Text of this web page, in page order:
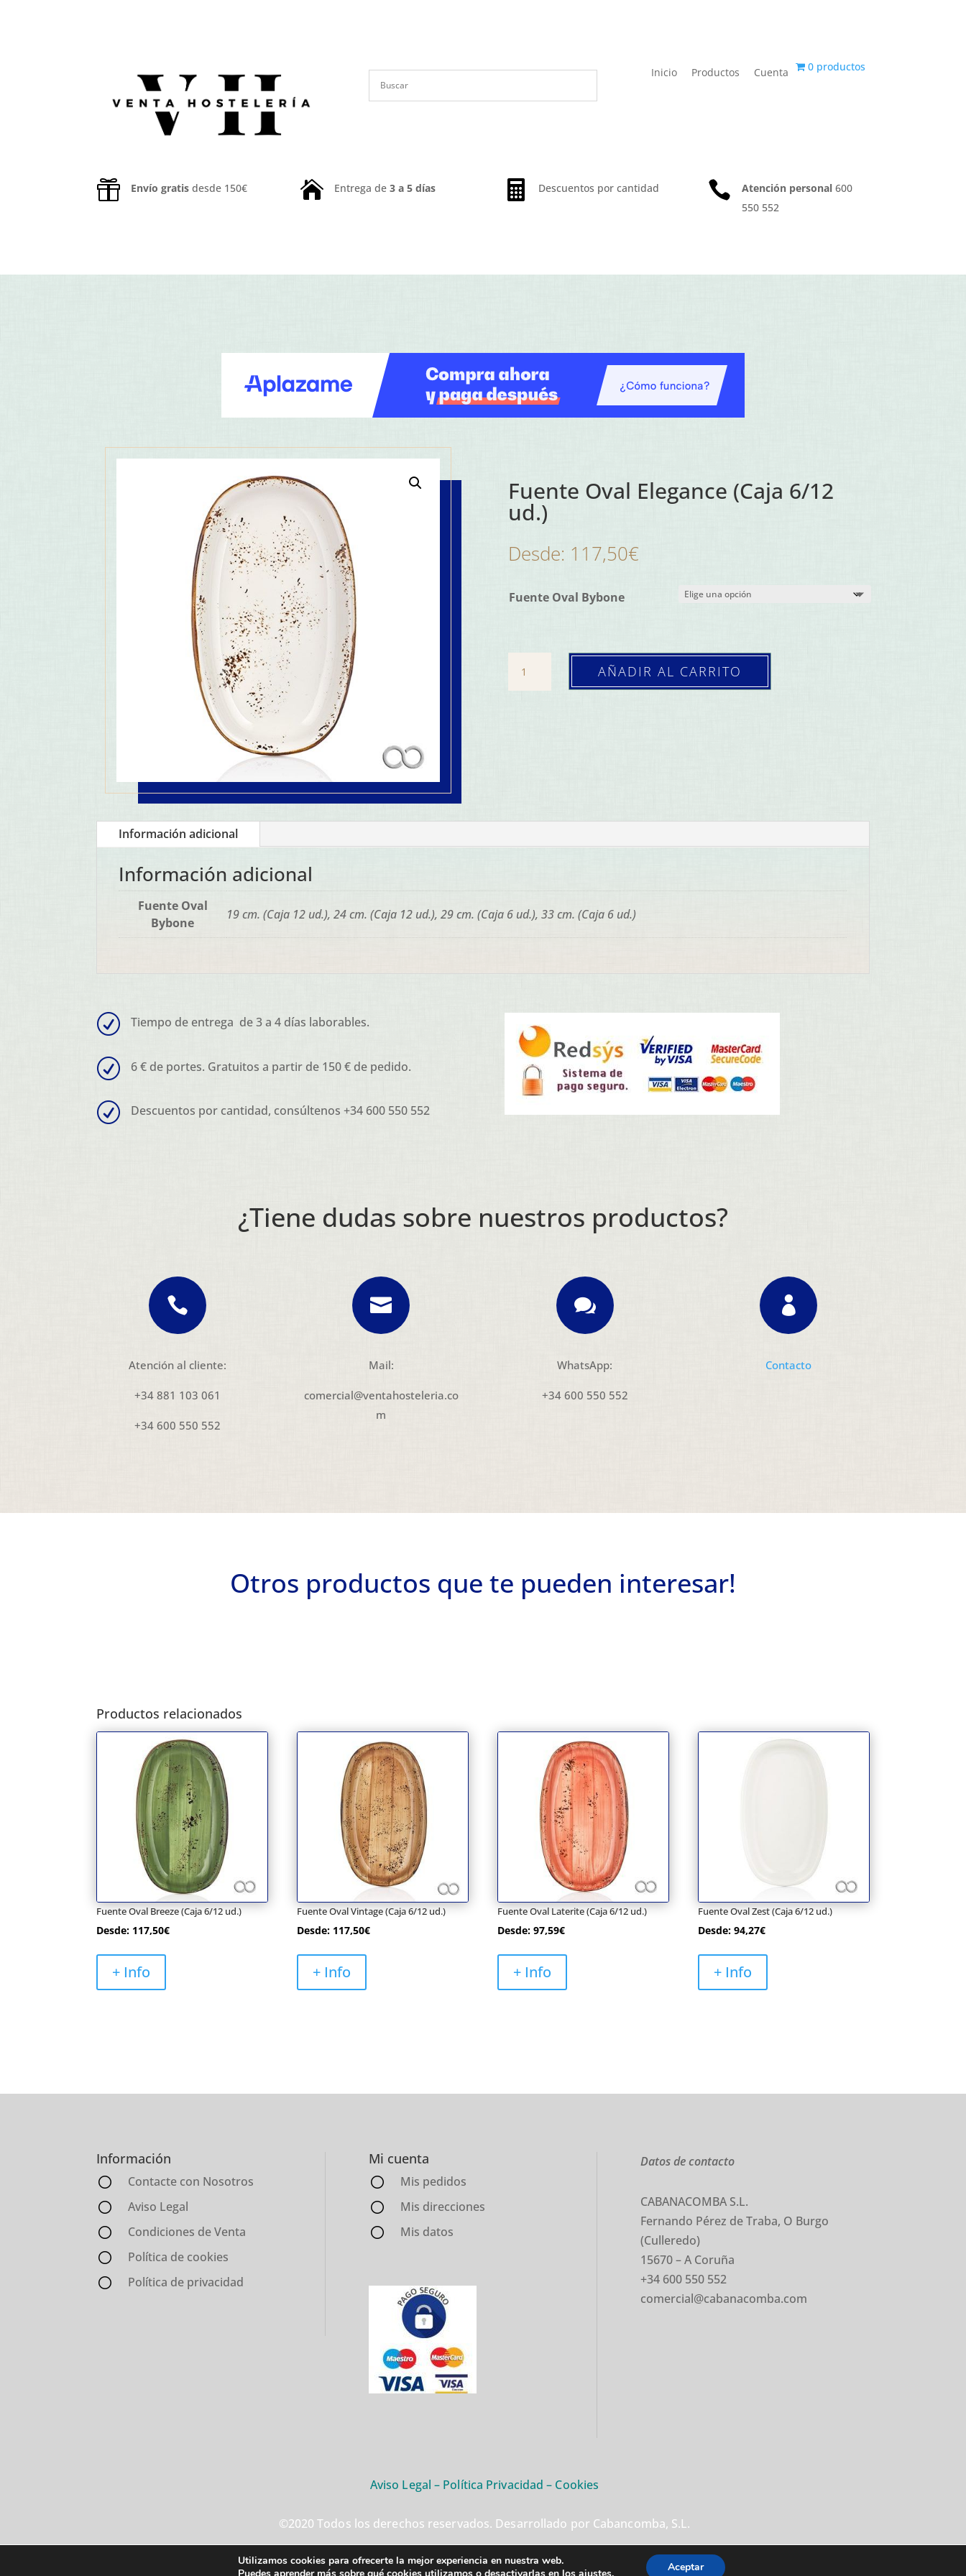
Inicio Productos Cuenta 0 productos
 Envío gratisdesde 150€  Entrega de3 a 5 días  Descuentos por cantidad  Atención personal 600
550 552
Fuente Oval Elegance (Caja 6/12
ud.)
Desde: 117,50€
Fuente Oval Bybone
Oval
AÑADIR AL CARRITO
Información adicional
Información adicional
Fuente Oval
Bybone
19 cm. (Caja 12 ud.), 24 cm. (Caja 12 ud.), 29 cm. (Caja 6 ud.), 33 cm. (Caja 6 ud.)
R Tiempo de entrega de 3 a 4 días laborables.
R 6 € de portes. Gratuitos a partir de 150 € de pedido.
R Descuentos por cantidad, consúltenos +34 600 550 552
¿Tiene dudas sobre nuestros productos?

Atención al cliente:
+34 881 103 061
+34 600 550 552

Mail:
comercial@ventahosteleria.co
m

WhatsApp:
+34 600 550 552

Contacto
Otros productos que te pueden interesar!
Productos relacionados
Fuente Oval Breeze (Caja 6/12 ud.)
Desde: 117,50€
+ Info
Fuente Oval Vintage (Caja 6/12 ud.)
Desde: 117,50€
+ Info
Fuente Oval Laterite (Caja 6/12 ud.)
Desde:97,59€
+ Info
Fuente Oval Zest (Caja 6/12 ud.)
Desde:94,27€
+ Info
Información
Contacte con Nosotros
Aviso Legal
Condiciones de Venta
Política de cookies
Política de privacidad
Mi cuenta
Mis pedidos
Mis direcciones
Mis datos
Datos de contacto
CABANACOMBA S.L.
Fernando Pérez de Traba, O Burgo
(Culleredo)
15670 – A Coruña
+34 600 550 552
comercial@cabanacomba.com
Aviso Legal – Política Privacidad – Cookies
©2020 Todos los derechos reservados. Desarrollado por Cabancomba, S.L.
Utilizamos cookies para ofrecerte la mejor experiencia en nuestra web.
Aceptar